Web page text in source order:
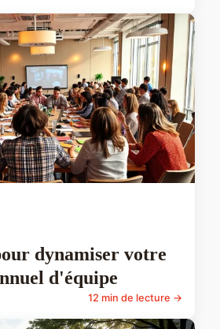
dynamiser votre
d'équipe
12 min de lecture →